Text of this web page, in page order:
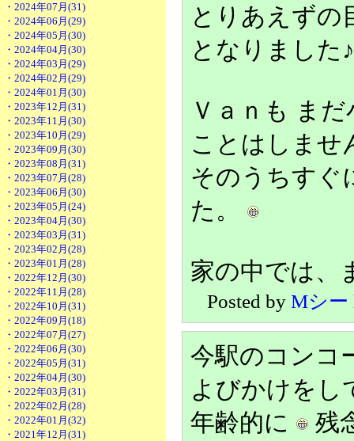
・2024年07月(31)
・2024年06月(29)
・2024年05月(30)
・2024年04月(30)
・2024年03月(29)
・2024年02月(29)
・2024年01月(30)
・2023年12月(31)
・2023年11月(30)
・2023年10月(29)
・2023年09月(30)
・2023年08月(31)
・2023年07月(28)
・2023年06月(30)
・2023年05月(24)
・2023年04月(30)
・2023年03月(31)
・2023年02月(28)
・2023年01月(28)
・2022年12月(30)
・2022年11月(28)
・2022年10月(31)
・2022年09月(18)
・2022年07月(27)
・2022年06月(30)
・2022年05月(31)
・2022年04月(30)
・2022年03月(31)
・2022年02月(28)
・2022年01月(32)
・2021年12月(31)
とりあえずの
となりました
Ｖａｎも ま
ことはしませ
そのうちすぐ
た。
家の中では、
Posted by Mシー
今駅のコンコ
よびかけをし
年齢的に
残